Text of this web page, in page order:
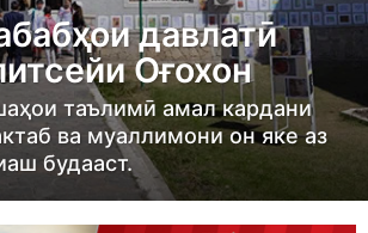
давлатӣ
Оғохон
таълимӣ амал кардани
ва муаллимони он яке аз
будааст.